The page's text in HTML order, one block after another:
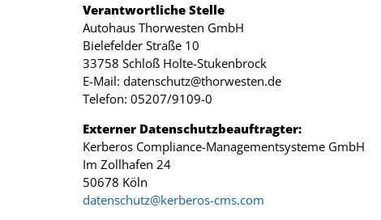
Verantwortliche Stelle
Autohaus Thorwesten GmbH
Bielefelder Straße 10
33758 Schloß Holte-Stukenbrock
E-Mail: datenschutz@thorwesten.de
Telefon: 05207/9109-0
Externer Datenschutzbeauftragter:
Kerberos Compliance-Managementsysteme GmbH
Im Zollhafen 24
50678 Köln
datenschutz@kerberos-cms.com